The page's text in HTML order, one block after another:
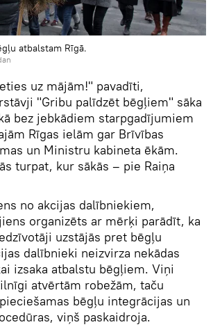
atbalstam Rīgā.
uz mājām!" pavadīti,
"Gribu palīdzēt bēgļiem" sāka
bez jebkādiem starpgadījumiem
Rīgas ielām gar Brīvības
un Ministru kabineta ēkām.
turpat, kur sākās – pie Raiņa
no akcijas dalībniekiem,
organizēts ar mērķi parādīt, ka
uzstājās pret bēgļu
dalībnieki neizvirza nekādas
izsaka atbalstu bēgļiem. Viņi
atvērtām robežām, taču
bēgļu integrācijas un
viņš paskaidroja.